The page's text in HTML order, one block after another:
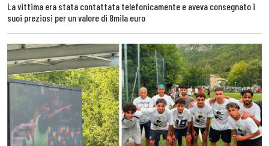
La vittima era stata contattata telefonicamente e aveva consegnato i
suoi preziosi per un valore di 8mila euro